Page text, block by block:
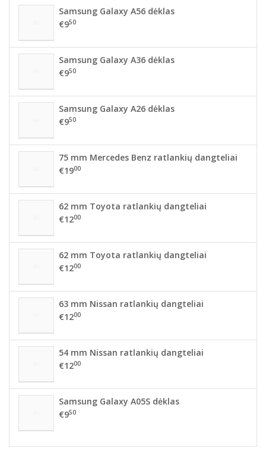
Samsung Galaxy A56 dėklas
€950
Samsung Galaxy A36 dėklas
€950
Samsung Galaxy A26 dėklas
€950
75 mm Mercedes Benz ratlankių dangteliai
€1900
62 mm Toyota ratlankių dangteliai
€1200
62 mm Toyota ratlankių dangteliai
€1200
63 mm Nissan ratlankių dangteliai
€1200
54 mm Nissan ratlankių dangteliai
€1200
Samsung Galaxy A05S dėklas
€950